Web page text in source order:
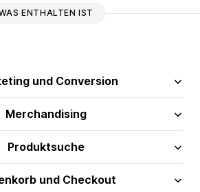
ENTHALTEN IST
und Conversion
Merchandising
Produktsuche
und Checkout